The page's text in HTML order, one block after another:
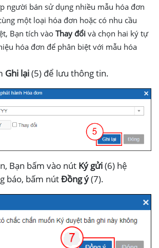
người bán sử dụng nhiều mẫu hóa đơn
một loại hóa đơn hoặc có nhu cầu
Bạn tích vào Thay đổi và chọn hai ký tự
hóa đơn để phân biệt với mẫu hóa
Ghi lại(5) để lưu thông tin.
Bạn bấm vào nút Ký gửi(6) hệ
báo, bấm nútĐồng ý(7).